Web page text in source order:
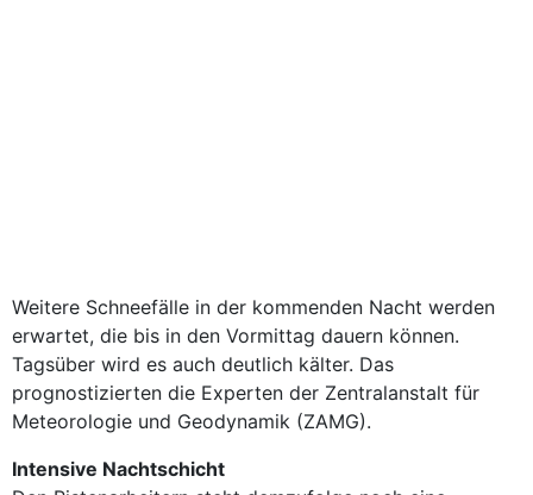
Weitere Schneefälle in der kommenden Nacht werden
erwartet, die bis in den Vormittag dauern können.
Tagsüber wird es auch deutlich kälter. Das
prognostizierten die Experten der Zentralanstalt für
Meteorologie und Geodynamik (ZAMG).
Intensive Nachtschicht